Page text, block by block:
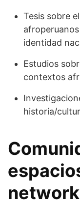
Tesis sobre
identidad
Estudios
contextos
historia/